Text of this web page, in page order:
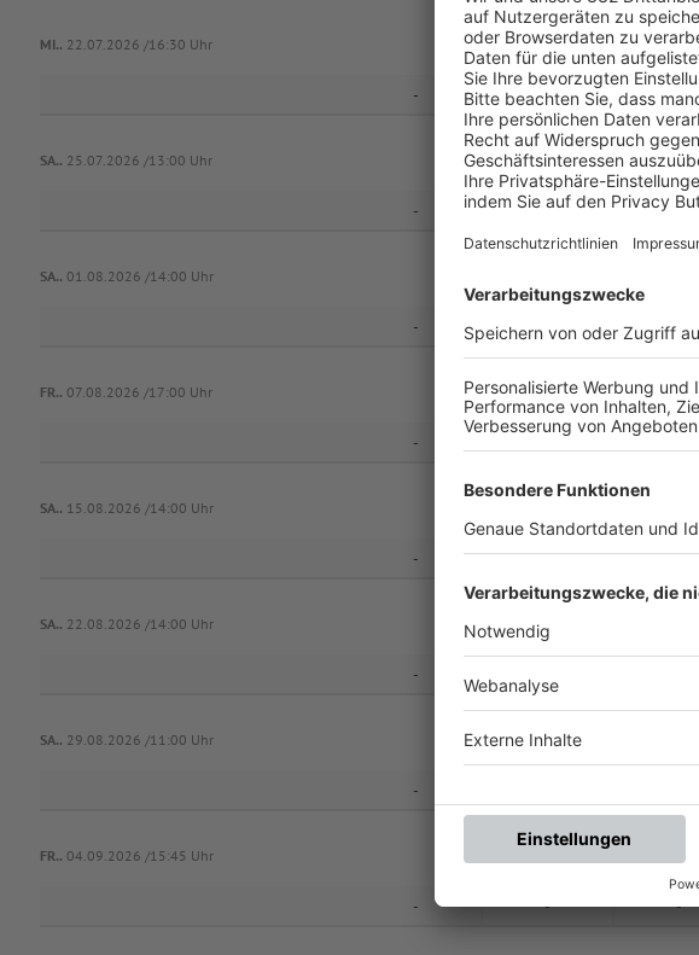
MI.. 22.07.2026 /16:30 Uhr SpVgg Plattling
- - -
SA.. 25.07.2026 /13:00 Uhr FC Obernzell-Erlau
- - -
SA.. 01.08.2026 /14:00 Uhr
- - -
FR.. 07.08.2026 /17:00 Uhr SV Hutthurm
-
SA.. 15.08.2026 /14:00 Uhr
- - -
SA.. 22.08.2026 /14:00 Uhr SpVgg Osterhofen
-
SA.. 29.08.2026 /11:00 Uhr TSV Karpfham
-
FR.. 04.09.2026 /15:45 Uhr SpVgg GW Deggendorf
- - -